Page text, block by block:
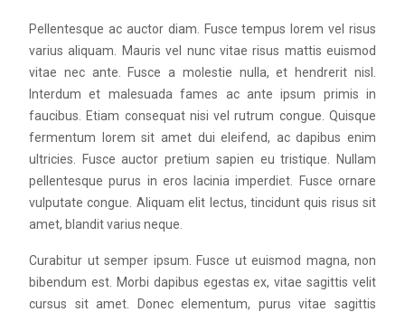
Pellentesque ac auctor diam. Fusce tempus lorem vel risus
varius aliquam. Mauris vel nunc vitae risus mattis euismod
vitae nec ante. Fusce a molestie nulla, et hendrerit nisl.
Interdum et malesuada fames ac ante ipsum primis in
faucibus. Etiam consequat nisi vel rutrum congue. Quisque
fermentum lorem sit amet dui eleifend, ac dapibus enim
ultricies. Fusce auctor pretium sapien eu tristique. Nullam
pellentesque purus in eros lacinia imperdiet. Fusce ornare
vulputate congue. Aliquam elit lectus, tincidunt quis risus sit
amet, blandit varius neque.
Curabitur ut semper ipsum. Fusce ut euismod magna, non
bibendum est. Morbi dapibus egestas ex, vitae sagittis velit
cursus sit amet. Donec elementum, purus vitae sagittis